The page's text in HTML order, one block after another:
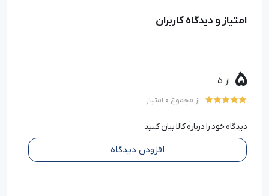
شکل آن که مخصوص کار روی آستین لباس تعبیه شده است
چرخ خیاطی ژانومه 815 دارای سیستم غیر فعال سازی کار
پیش بر است شما می توانید به راحتی با غیر فعال کردن دندانه
امتیاز و دیدگاه کاربران
5 از 5
از مجموع 0 امتیاز
دیدگاه خود را درباره کالا بیان کنید
افزودن دیدگاه